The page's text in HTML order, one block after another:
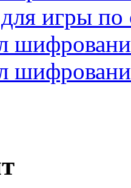
игры по